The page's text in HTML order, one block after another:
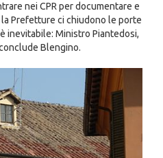
nei CPR per documentare e
Prefetture ci chiudono le porte
inevitabile: Ministro Piantedosi,
Blengino.